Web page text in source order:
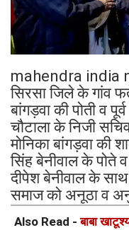
mahendra india
सिरसा जिले के गांव
बांगड़वा की पोती व
चौटाला के निजी
मोनिका बांगड़वा की
सिंह बेनीवाल के पोते
दीपेश बेनीवाल के
समाज को अनूठा व
Also Read -बाबा